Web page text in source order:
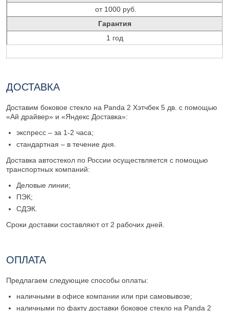
от 1000 руб.
Гарантия
1 год
ДОСТАВКА
Доставим боковое стекло на Panda 2 Хэтчбек 5 дв. с помощью
«Ай драйвер» и «Яндекс Доставка»:
экспресс – за 1-2 часа;
стандартная – в течение дня.
Доставка автостекол по России осуществляется с помощью
транспортных компаний:
Деловые линии;
ПЭК;
СДЭК.
Сроки доставки составляют от 2 рабочих дней.
ОПЛАТА
Предлагаем следующие способы оплаты:
наличными в офисе компании или при самовывозе;
наличными по факту доставки боковое стекло на Panda 2